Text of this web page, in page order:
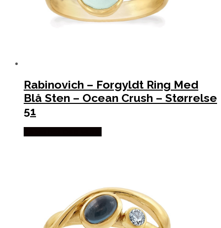
Rabinovich – Forgyldt Ring Med
Blå Sten – Ocean Crush – Størrelse
51